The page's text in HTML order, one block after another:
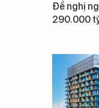
Đề nghị
290.000